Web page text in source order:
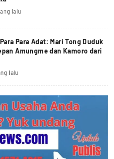
lalu
Para Adat: Mari Tong Duduk
Amungme dan Kamoro dari
lalu